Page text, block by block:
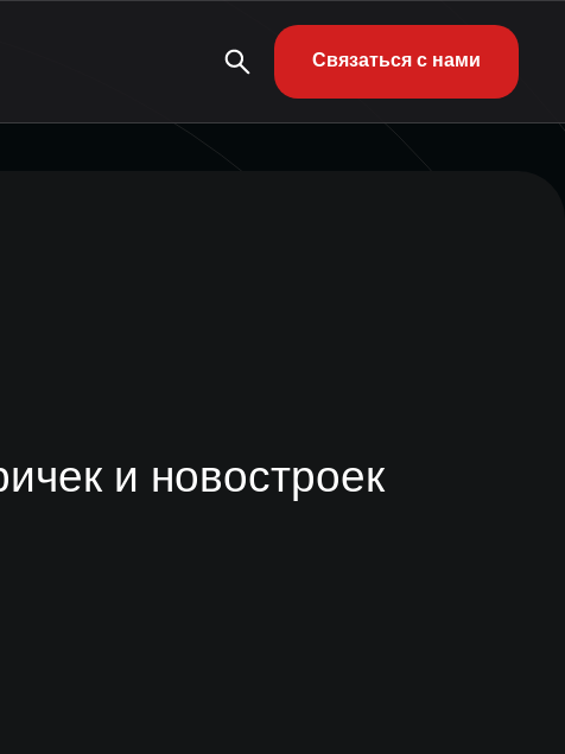
Связаться с нами
и новостроек